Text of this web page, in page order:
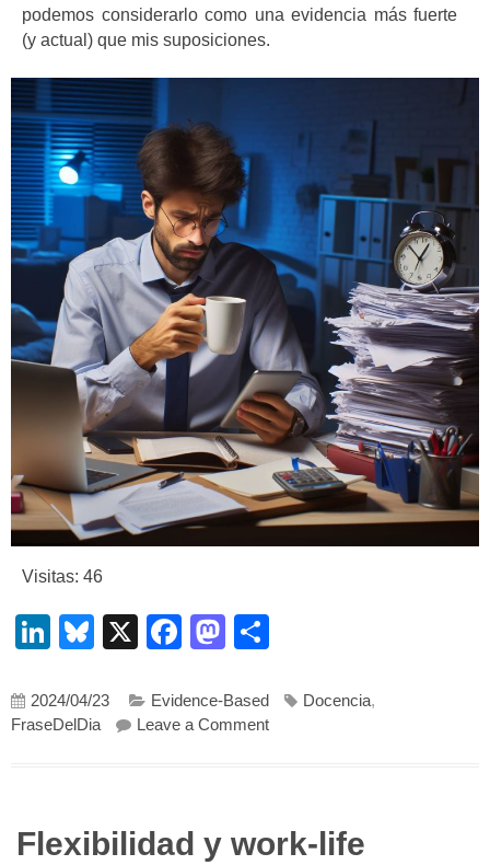
podemos considerarlo como una evidencia más fuerte
(y actual) que mis suposiciones.
Visitas: 46
LinkedIn
Bluesky
X Facebook
Mastodon
2024/04/23 Evidence-Based Docencia,
FraseDelDia
Leave a Commenton Revisitando ¿Cuántas
Flexibilidad y work-life